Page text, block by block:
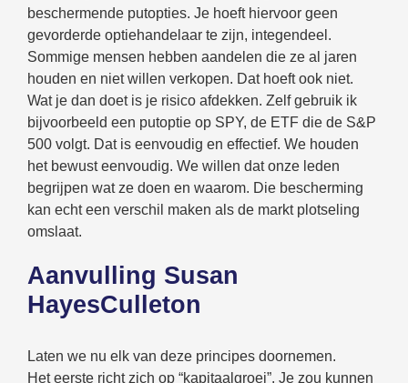
beschermende putopties. Je hoeft hiervoor geen
gevorderde optiehandelaar te zijn, integendeel.
Sommige mensen hebben aandelen die ze al jaren
houden en niet willen verkopen. Dat hoeft ook niet.
Wat je dan doet is je risico afdekken. Zelf gebruik ik
bijvoorbeeld een putoptie op SPY, de ETF die de S&P
500 volgt. Dat is eenvoudig en effectief. We houden
het bewust eenvoudig. We willen dat onze leden
begrijpen wat ze doen en waarom. Die bescherming
kan echt een verschil maken als de markt plotseling
omslaat.
Aanvulling Susan
HayesCulleton
Laten we nu elk van deze principes doornemen.
Het eerste richt zich op “kapitaalgroei”. Je zou kunnen